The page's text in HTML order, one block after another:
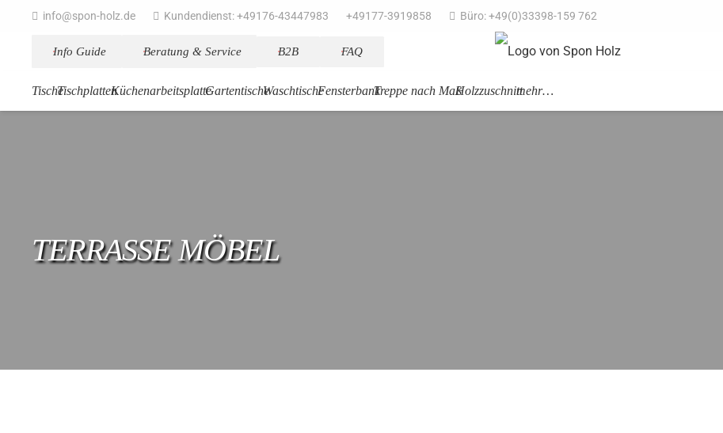
info@spon-holz.de Kundendienst: +49176-43447983 +49177-3919858 Büro: +49(0)33398-159 762
Info Guide Beratung & Service B2B FAQ
TischeTischplattenKüchenarbeitsplatteGartentischeWaschtischeFensterbankTreppe nach MaßHolzzuschnittmehr…
TERRASSE MÖBEL